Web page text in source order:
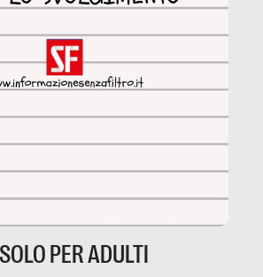
PER ADULTI